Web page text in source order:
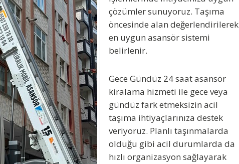
çözümler sunuyoruz. Taşıma
öncesinde alan değerlendirilerek
en uygun asansör sistemi
belirlenir.
Gece Gündüz 24 saat asansör
kiralama hizmeti ile gece veya
gündüz fark etmeksizin acil
taşıma ihtiyaçlarınıza destek
veriyoruz. Planlı taşınmalarda
olduğu gibi acil durumlarda da
hızlı organizasyon sağlayarak